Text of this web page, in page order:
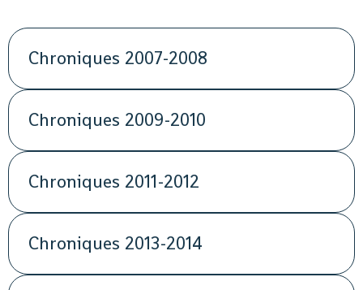
Chroniques 2007-2008
Chroniques 2009-2010
Chroniques 2011-2012
Chroniques 2013-2014